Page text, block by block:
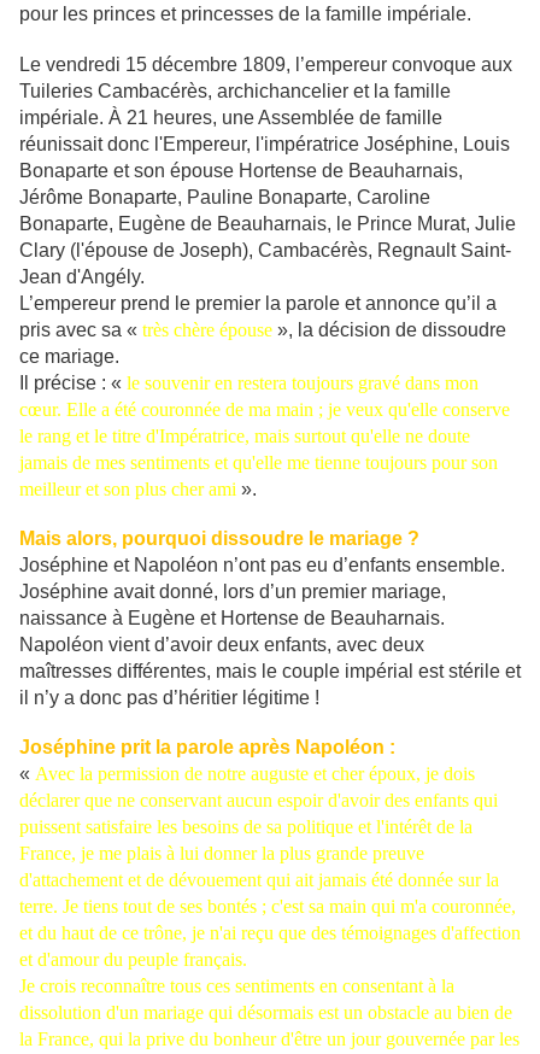
pour les princes et princesses de la famille impériale.
Le vendredi 15 décembre 1809, l’empereur convoque aux
Tuileries Cambacérès, archichancelier et la famille
impériale. À 21 heures, une Assemblée de famille
réunissait donc l'Empereur, l'impératrice Joséphine, Louis
Bonaparte et son épouse Hortense de Beauharnais,
Jérôme Bonaparte, Pauline Bonaparte, Caroline
Bonaparte, Eugène de Beauharnais, le Prince Murat, Julie
Clary (l'épouse de Joseph), Cambacérès, Regnault Saint-
Jean d'Angély.
L’empereur prend le premier la parole et annonce qu’il a
pris avec sa « très chère épouse », la décision de dissoudre
ce mariage.
Il précise : « le souvenir en restera toujours gravé dans mon
cœur. Elle a été couronnée de ma main ; je veux qu'elle conserve
le rang et le titre d'Impératrice, mais surtout qu'elle ne doute
jamais de mes sentiments et qu'elle me tienne toujours pour son
meilleur et son plus cher ami ».
Mais alors, pourquoi dissoudre le mariage ?
Joséphine et Napoléon n’ont pas eu d’enfants ensemble.
Joséphine avait donné, lors d’un premier mariage,
naissance à Eugène et Hortense de Beauharnais.
Napoléon vient d’avoir deux enfants, avec deux
maîtresses différentes, mais le couple impérial est stérile et
il n’y a donc pas d’héritier légitime !
Joséphine prit la parole après Napoléon :
« Avec la permission de notre auguste et cher époux, je dois
déclarer que ne conservant aucun espoir d'avoir des enfants qui
puissent satisfaire les besoins de sa politique et l'intérêt de la
France, je me plais à lui donner la plus grande preuve
d'attachement et de dévouement qui ait jamais été donnée sur la
terre. Je tiens tout de ses bontés ; c'est sa main qui m'a couronnée,
et du haut de ce trône, je n'ai reçu que des témoignages d'affection
et d'amour du peuple français.
Je crois reconnaître tous ces sentiments en consentant à la
dissolution d'un mariage qui désormais est un obstacle au bien de
la France, qui la prive du bonheur d'être un jour gouvernée par les